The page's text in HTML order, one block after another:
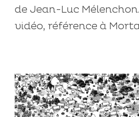
de Jean-Luc
vidéo, référence à